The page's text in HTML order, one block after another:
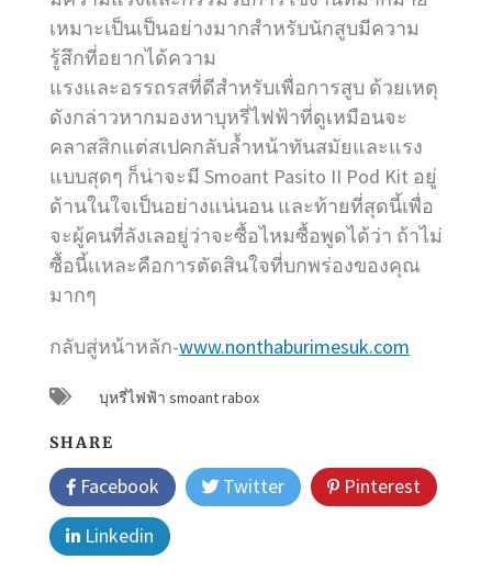
เหมาะเป็นเป็นอย่างมากสำหรับนักสูบมีความ
รู้สึกที่อยากได้ความ
แรงและอรรถรสที่ดีสำหรับเพื่อการสูบ ด้วยเหตุ
ดังกล่าวหากมองหาบุหรี่ไฟฟ้าที่ดูเหมือนจะ
คลาสสิกแต่สเปคกลับล้ำหน้าทันสมัยและแรง
แบบสุดๆ ก็น่าจะมี Smoant Pasito II Pod Kit อยู่
ด้านในใจเป็นอย่างแน่นอน และท้ายที่สุดนี้เพื่อ
จะผู้คนที่ลังเลอยู่ว่าจะซื้อไหมซื้อพูดได้ว่า ถ้าไม่
ซื้อนี้เเหละคือการตัดสินใจที่บกพร่องของคุณ
มากๆ
กลับสู่หน้าหลัก-www.nonthaburimesuk.com
บุหรี่ไฟฟ้า smoant rabox
SHARE
Facebook Twitter
Pinterest
Linkedin